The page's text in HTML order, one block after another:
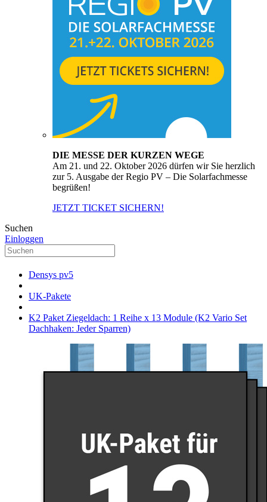
DIE MESSE DER KURZEN WEGE
Am 21. und 22. Oktober 2026 dürfen wir Sie herzlich
zur 5. Ausgabe der Regio PV – Die Solarfachmesse
begrüßen!
JETZT TICKET SICHERN!
Suchen
Einloggen
Densys pv5
UK-Pakete
K2 Paket Ziegeldach: 1 Reihe x 13 Module (K2 Vario Set
Dachhaken: Jeder Sparren)